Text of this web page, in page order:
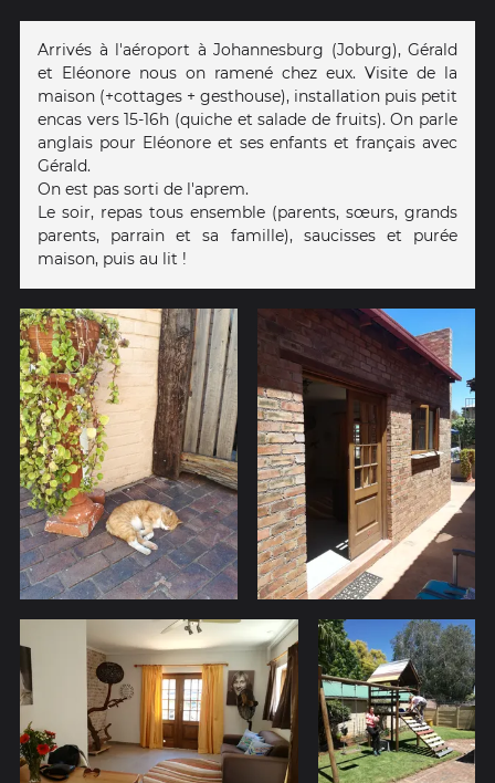
Arrivés à l'aéroport à Johannesburg (Joburg), Gérald
et Eléonore nous on ramené chez eux. Visite de la
maison (+cottages + gesthouse), installation puis petit
encas vers 15-16h (quiche et salade de fruits). On parle
anglais pour Eléonore et ses enfants et français avec
Gérald.
On est pas sorti de l'aprem.
Le soir, repas tous ensemble (parents, sœurs, grands
parents, parrain et sa famille), saucisses et purée
maison, puis au ️lit !